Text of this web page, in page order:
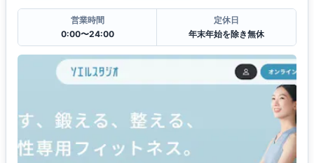
営業時間
0:00〜24:00
定休日
年末年始を除き無休